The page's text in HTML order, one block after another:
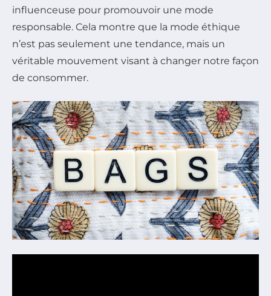
influenceuse pour promouvoir une mode
responsable. Cela montre que la mode éthique
n’est pas seulement une tendance, mais un
véritable mouvement visant à changer notre façon
de consommer.